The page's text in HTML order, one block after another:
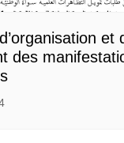
et
des